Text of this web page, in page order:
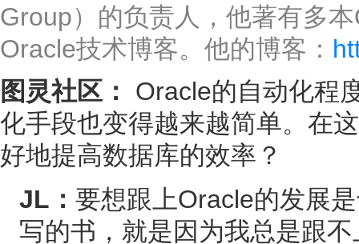
Group）的负责人，他著有多
Oracle技术博客。他的博客：
图灵社区：
Oracle的自动化程
化手段也变得越来越简单。在
好地提高数据库的效率？
JL： 要想跟上Oracle的发展
写的书，就是因为我总是跟